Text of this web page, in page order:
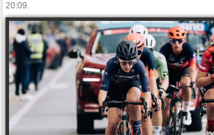
20:09.